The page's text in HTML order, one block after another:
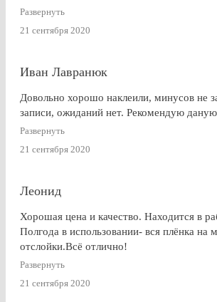
Развернуть
21 сентября 2020
Иван Лавранюк
Довольно хорошо наклеили, минусов не
записи, ожиданий нет. Рекомендую
Развернуть
21 сентября 2020
Леонид
Хорошая цена и качество. Находится в
Полгода в использовании- вся плёнка на
отслойки.Всё отлично!
Развернуть
21 сентября 2020